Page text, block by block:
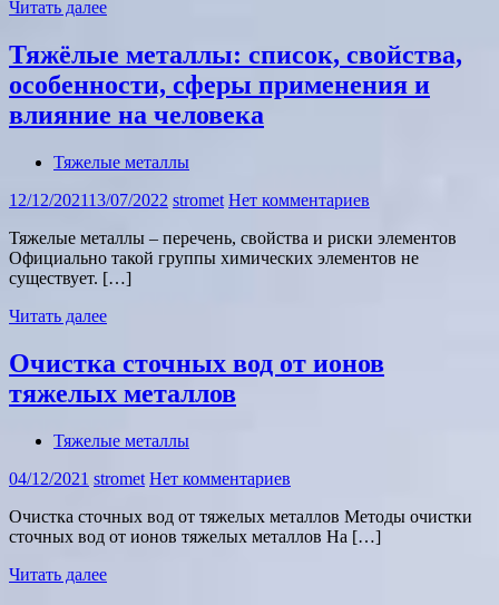
Читать далее
Тяжёлые металлы: список, свойства,
особенности, сферы применения и
влияние на человека
Тяжелые металлы
12/12/202113/07/2022 stromet Нет комментариев
Тяжелые металлы – перечень, свойства и риски элементов
Официально такой группы химических элементов не
существует. […]
Читать далее
Очистка сточных вод от ионов
тяжелых металлов
Тяжелые металлы
04/12/2021 stromet Нет комментариев
Очистка сточных вод от тяжелых металлов Методы очистки
сточных вод от ионов тяжелых металлов На […]
Читать далее